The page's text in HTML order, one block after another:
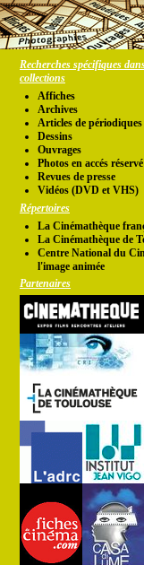
Recherches spécifiques
collections
Affiches
Archives
Articles de périodiques
Dessins
Ouvrages
Photos en accés réservé
Revues de presse
Vidéos (DVD et VHS)
Répertoires
La Cinémathèque
La Cinémathèque de
Centre National du
l'image animée
Partenaires